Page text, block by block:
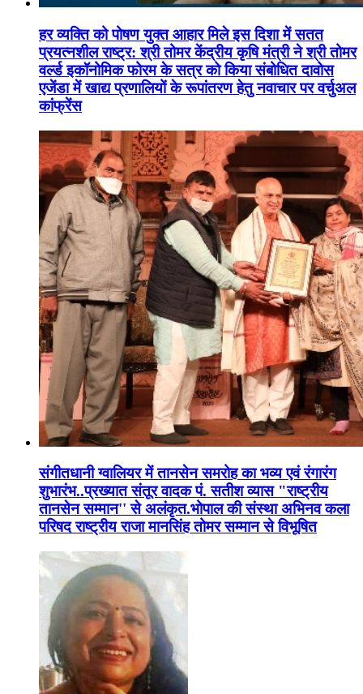
हर व्यक्ति को पोषण युक्त आहार मिले इस दिशा में सतत
प्रयत्नशील राष्ट्र: श्री तोमर केंद्रीय कृषि मंत्री ने श्री तोमर
वर्ल्ड इकॉनोमिक फोरम के सत्र को किया संबोधित दावोस
एजेंडा में खाद्य प्रणालियों के रूपांतरण हेतु नवाचार पर वर्चुअल
कांफ्रेंस
संगीतधानी ग्वालियर में तानसेन समरोह का भव्य एवं रंगारंग
शुभारंभ..प्रख्यात संतूर वादक पं. सतीश व्यास "राष्ट्रीय
तानसेन सम्मान'' से अलंकृत.भोपाल की संस्था अभिनव कला
परिषद राष्ट्रीय राजा मानसिंह तोमर सम्मान से विभूषित